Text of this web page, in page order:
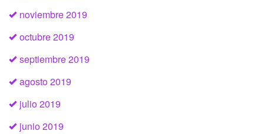
noviembre 2019
octubre 2019
septiembre 2019
agosto 2019
julio 2019
junio 2019